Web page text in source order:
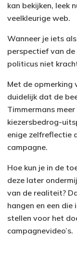
kan bekijken, leek
veelkleurige web.
Wanneer je iets
perspectief van
politicus niet
Met de
duidelijk dat de
Timmermans
kiezersbedrog-
enige zelfreflectie
campagne.
Hoe kun je in de
deze later
van de realiteit?
hangen en een
stellen voor het
campagnevideo’s.